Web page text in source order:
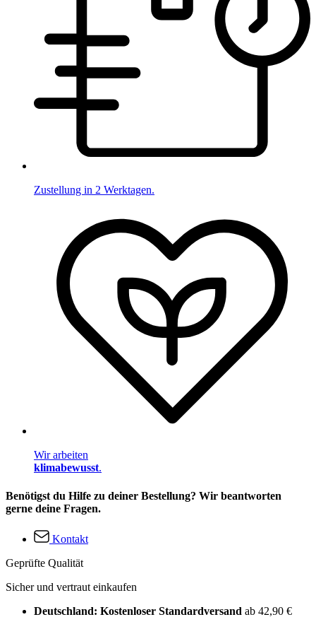
Zustellung in 2 Werktagen.
Wir arbeiten
klimabewusst.
Benötigst du Hilfe zu deiner Bestellung? Wir beantworten
gerne deine Fragen.
Kontakt
Geprüfte Qualität
Sicher und vertraut einkaufen
Deutschland: Kostenloser Standardversand ab 42,90 €